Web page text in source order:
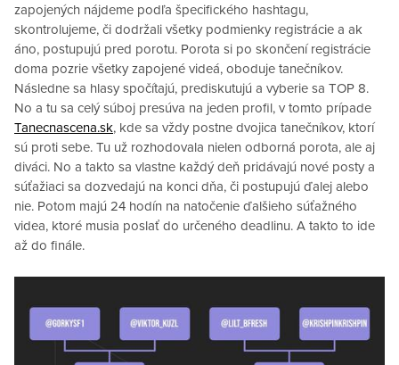
zapojených nájdeme podľa špecifického hashtagu,
skontrolujeme, či dodržali všetky podmienky registrácie a ak
áno, postupujú pred porotu. Porota si po skončení registrácie
doma pozrie všetky zapojené videá, oboduje tanečníkov.
Následne sa hlasy spočítajú, prediskutujú a vyberie sa TOP 8.
No a tu sa celý súboj presúva na jeden profil, v tomto prípade
Tanecnascena.sk, kde sa vždy postne dvojica tanečníkov, ktorí
sú proti sebe. Tu už rozhodovala nielen odborná porota, ale aj
diváci. No a takto sa vlastne každý deň pridávajú nové posty a
súťažiaci sa dozvedajú na konci dňa, či postupujú ďalej alebo
nie. Potom majú 24 hodín na natočenie ďalšieho súťažného
videa, ktoré musia poslať do určeného deadlinu. A takto to ide
až do finále.